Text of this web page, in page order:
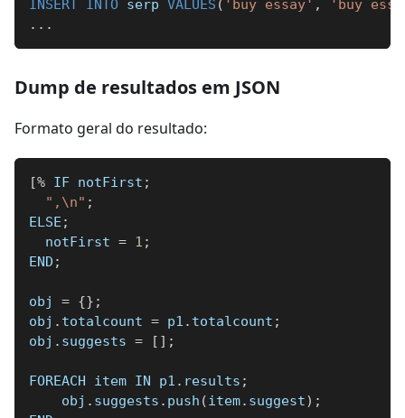
INSERT INTO serp VALUES ( 'buy essay' ,
'buy
. . .
Dump de resultados em JSON
Formato geral do resultado:
[% IF notFirst ;
",\n" ;
ELSE ;
  notFirst
= 1 ;
END ;
obj = {} ;
obj . totalcount = p1 . totalcount ;
obj . suggests = [ ] ;
FOREACH item IN p1 . results ;
    obj
. suggests . push (item. suggest) ;